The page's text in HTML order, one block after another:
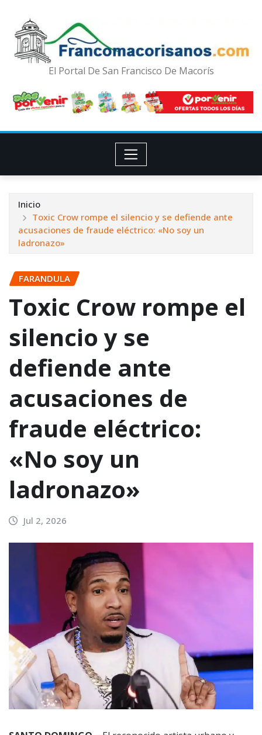
El Portal De San Francisco De Macorís
Inicio
Toxic Crow rompe el silencio y se defiende ante
acusaciones de fraude eléctrico: «No soy un
ladronazo»
FARANDULA
Toxic Crow rompe el
silencio y se
defiende ante
acusaciones de
fraude eléctrico:
«No soy un
ladronazo»
Jul 2, 2026